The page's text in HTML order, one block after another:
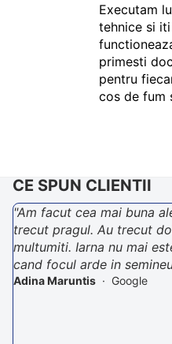
Executam
tehnice si
primesti
pentru
cos de fum
CE SPUN CLIENTII
"Am facut cea mai buna
trecut pragul. Au trecut
multumiti. Iarna nu mai
cand focul arde in
Adina Maruntis · Google